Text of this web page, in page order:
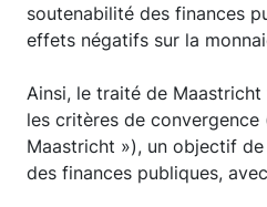
soutenabilité des finances
effets négatifs sur la
Ainsi, le traité de
les critères de convergence
Maastricht »), un objectif
des finances publiques,